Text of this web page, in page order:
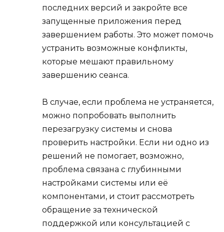
последних версий и закройте все
запущенные приложения перед
завершением работы. Это может помочь
устранить возможные конфликты,
которые мешают правильному
завершению сеанса.
В случае, если проблема не устраняется,
можно попробовать выполнить
перезагрузку системы и снова
проверить настройки. Если ни одно из
решений не помогает, возможно,
проблема связана с глубинными
настройками системы или её
компонентами, и стоит рассмотреть
обращение за технической
поддержкой или консультацией с